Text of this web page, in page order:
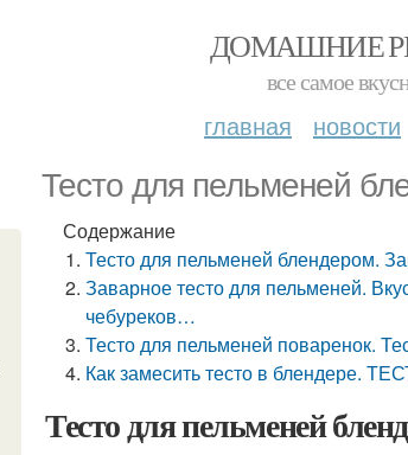
ДОМАШНИЕ
все самое
главная новости
Тесто для пельменей
Содержание
Тесто для пельменей блендером.
Заварное тесто для пельменей.
чебуреков…
Тесто для пельменей поваренок.
Как замесить тесто в
Тесто для пельменей